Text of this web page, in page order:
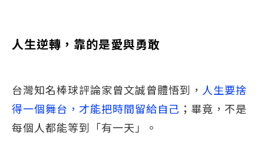
人生逆轉，靠的是愛與勇敢
台灣知名棒球評論家曾文誠曾體悟到， 人生要捨
得一個舞台，才能把時間留給自己 ；畢竟，不是
每個人都能等到「有一天」。